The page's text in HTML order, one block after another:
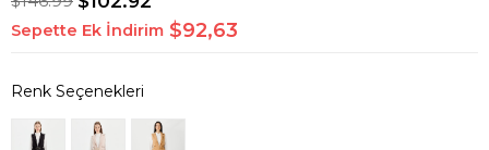
Sepette Ek İndirim $92,63